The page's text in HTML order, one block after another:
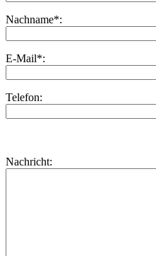
Nachname*:
E-Mail*:
Telefon:
dieses
lasse
Nachricht: